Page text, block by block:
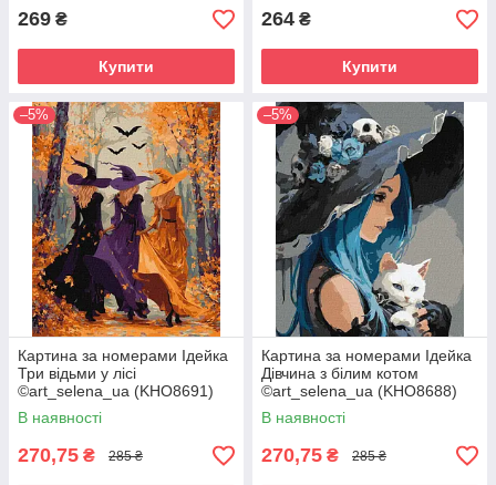
269 ₴
Купити
264 ₴
Купити
–5%
Картина за номерами Ідейка
Три відьми у лісі
©art_selena_ua (KHO8691)
40 х 50 см
В наявності
270,75 ₴ 285 ₴
–5%
Картина за номерами Ідейка
Дівчина з білим котом
©art_selena_ua (KHO8688)
40 х 50 см
В наявності
270,75 ₴ 285 ₴